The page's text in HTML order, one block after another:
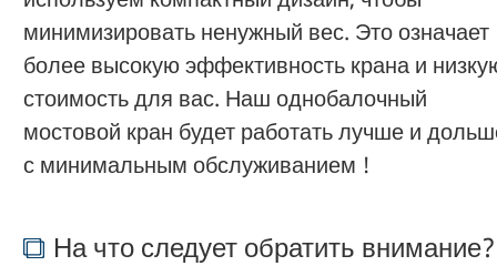
минимизировать ненужный вес. Это означает
более высокую эффективность крана и
стоимость для вас. Наш однобалочный
мостовой кран будет работать лучше и
с минимальным обслуживанием !
На что следует обратить внимание?